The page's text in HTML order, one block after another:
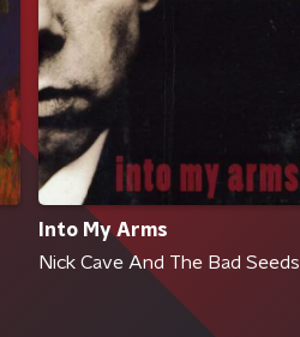
Into My Arms
Nick Cave And The Bad Seeds